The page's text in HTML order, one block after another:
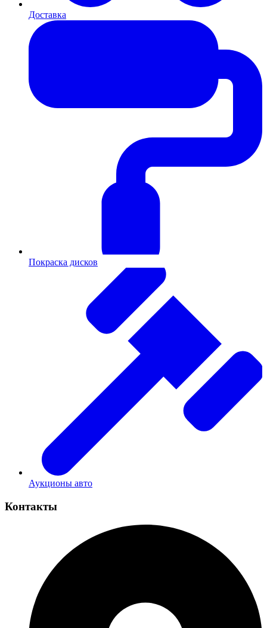
Доставка
Покраска дисков
Аукционы авто
Контакты